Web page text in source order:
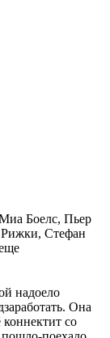
Боелс, Пьер
Стефан
надоело
Она
со